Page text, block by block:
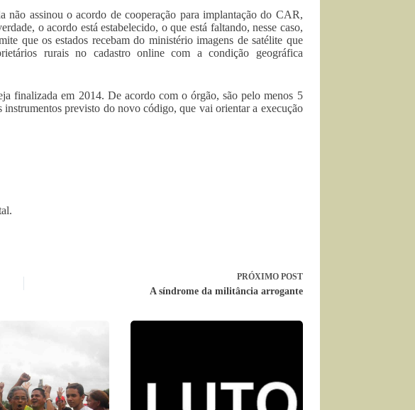
não assinou o acordo de cooperação para implantação do CAR,
o acordo está estabelecido, o que está faltando, nesse caso,
que os estados recebam do ministério imagens de satélite que
rurais no cadastro online com a condição geográfica
finalizada em 2014. De acordo com o órgão, são pelo menos 5
previsto do novo código, que vai orientar a execução
PRÓXIMO POST
A síndrome da militância arrogante